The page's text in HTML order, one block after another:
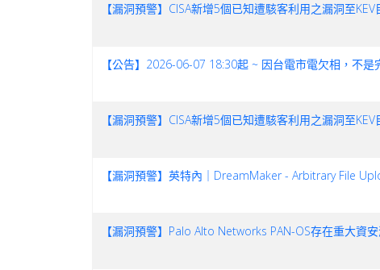
【漏洞預警】CISA新增5個已知遭駭客利用之漏洞至
【公告】2026-06-07 18:30起 ~ 因台電市電欠相，不
【漏洞預警】CISA新增5個已知遭駭客利用之漏洞至
【漏洞預警】英特內｜DreamMaker - Arbitrary File
【漏洞預警】Palo Alto Networks PAN-OS存在重大資